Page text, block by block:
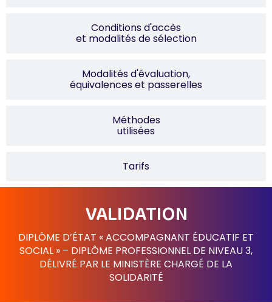
Conditions d'accès
et modalités de sélection
Modalités d'évaluation,
équivalences et passerelles
Méthodes
utilisées
Tarifs
VALIDATION
DIPLÔME D’ÉTAT « ACCOMPAGNANT ÉDUCATIF ET
SOCIAL » – DIPLÔME PROFESSIONNEL DE NIVEAU 3,
DÉLIVRÉ PAR LE MINISTÈRE CHARGÉ DE LA
SOLIDARITÉ